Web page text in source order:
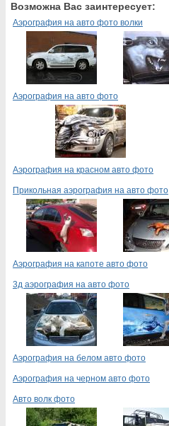
Возможна Вас заинтересует:
Аэрография на авто фото волки
Аэрография на авто фото
Аэрография на красном авто фото
Прикольная аэрография на авто фото
Аэрография на капоте авто фото
3д аэрография на авто фото
Аэрография на белом авто фото
Аэрография на черном авто фото
Авто волк фото